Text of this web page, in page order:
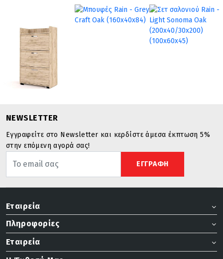
NEWSLETTER
Εγγραφείτε στο Newsletter και κερδίστε άμεσα έκπτωση 5%
στην επόμενη αγορά σας!
ΕΓΓΡΑΦΗ
Εταιρεία
Πληροφορίες
Εταιρεία